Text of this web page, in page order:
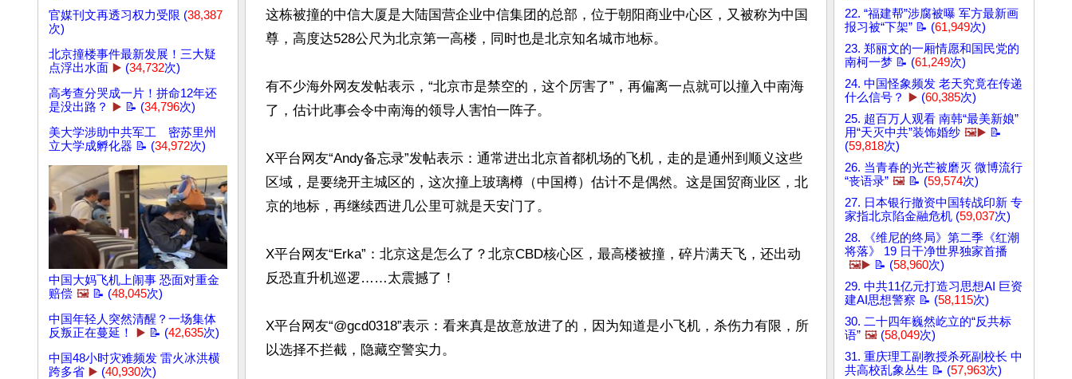
官媒刊文再透习权力受限 (38,387
次)
北京撞楼事件最新发展！三大疑
点浮出水面 ▶️ (34,732次)
高考查分哭成一片！拼命12年还
是没出路？
▶️ 📝 (34,796次)
美大学涉助中共军工 密苏里州
立大学成孵化器 📝 (34,972次)
中国大妈飞机上闹事 恐面对重金
赔偿 🖼️ 📝 (48,045次)
中国年轻人突然清醒？一场集体
反叛正在蔓延！
▶️ 📝 (42,635次)
中国48小时灾难频发 雷火冰洪横
跨多省 ▶️ (40,930次)
这栋被撞的中信大厦是大陆国营企业中信集团的总部，位于朝阳商业中心区，又被称为中国
尊，高度达528公尺为北京第一高楼，同时也是北京知名城市地标。
有不少海外网友发帖表示，“北京市是禁空的，这个厉害了”，再偏离一点就可以撞入中南海
了，估计此事会令中南海的领导人害怕一阵子。
X平台网友“Andy备忘录”发帖表示：通常进出北京首都机场的飞机，走的是通州到顺义这些
区域，是要绕开主城区的，这次撞上玻璃樽（中国樽）估计不是偶然。这是国贸商业区，北
京的地标，再继续西进几公里可就是天安门了。
X平台网友“Erka”：北京这是怎么了？北京CBD核心区，最高楼被撞，碎片满天飞，还出动
反恐直升机巡逻……太震撼了！
X平台网友“@gcd0318”表示：看来真是故意放进了的，因为知道是小飞机，杀伤力有限，所
以选择不拦截，隐藏空警实力。
22. “福建帮”涉腐被曝 军方最新画
报习被“下架” 📝 (61,949次)
23. 郑丽文的一厢情愿和国民党的
南柯一梦 📝 (61,249次)
24. 中国怪象频发 老天究竟在传递
什么信号？
▶️ (60,385次)
25. 超百万人观看 南韩“最美新娘”
用“天灭中共”装饰婚纱 🖼️▶️ 📝
(59,818次)
26. 当青春的光芒被磨灭 微博流行
“丧语录” 🖼️ 📝 (59,574次)
27. 日本银行撤资中国转战印新 专
家指北京陷金融危机 (59,037次)
28. 《维尼的终局》第二季《红潮
将落》 19 日干净世界独家首播
🖼️▶️ 📝 (58,960次)
29. 中共11亿元打造习思想AI 巨资
建AI思想警察 📝 (58,115次)
30. 二十四年巍然屹立的“反共标
语” 🖼️ (58,049次)
31. 重庆理工副教授杀死副校长 中
共高校乱象丛生 📝 (57,963次)